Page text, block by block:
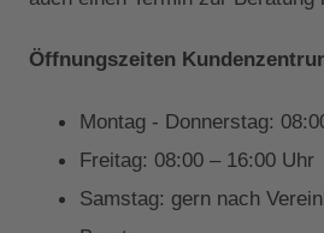
Öffnungszeiten
Montag - Donnerstag:
Freitag: 08:00 – 16:00 Uhr
Samstag: gern nach